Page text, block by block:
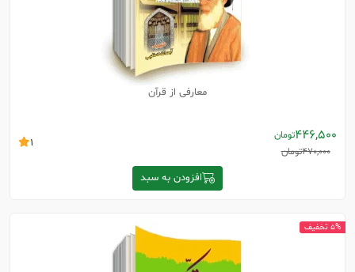
معارفی از قرآن
446,500تومان
470,000تومان
1
افزودن به سبد
5% تخفیف